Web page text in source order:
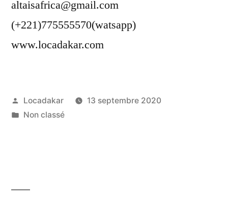
altaisafrica@gmail.com
(+221)775555570(watsapp)
www.locadakar.com
Publié
par
Locadakar
13 septembre 2020
Publié
Non classé